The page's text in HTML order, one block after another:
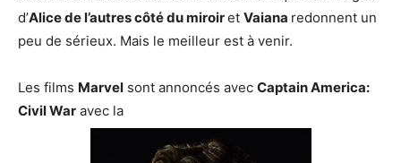
d’Alice de l’autres côté du miroiret Vaiana redonnent un
peu de sérieux. Mais le meilleur est à venir.
Les films Marvel sont annoncés avec Captain America:
Civil War avec la